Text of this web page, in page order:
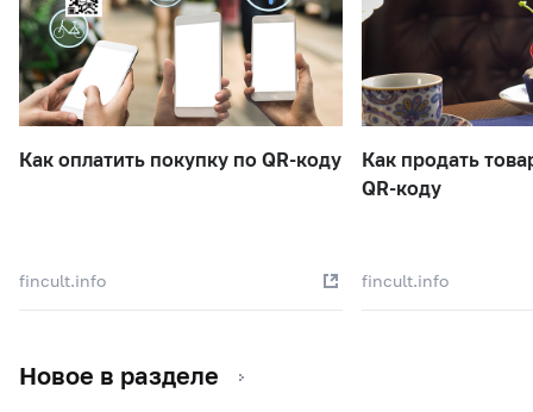
Как оплатить покупку по QR-коду
fincult.info
Как продать
QR-коду
fincult.info
Новое в разделе